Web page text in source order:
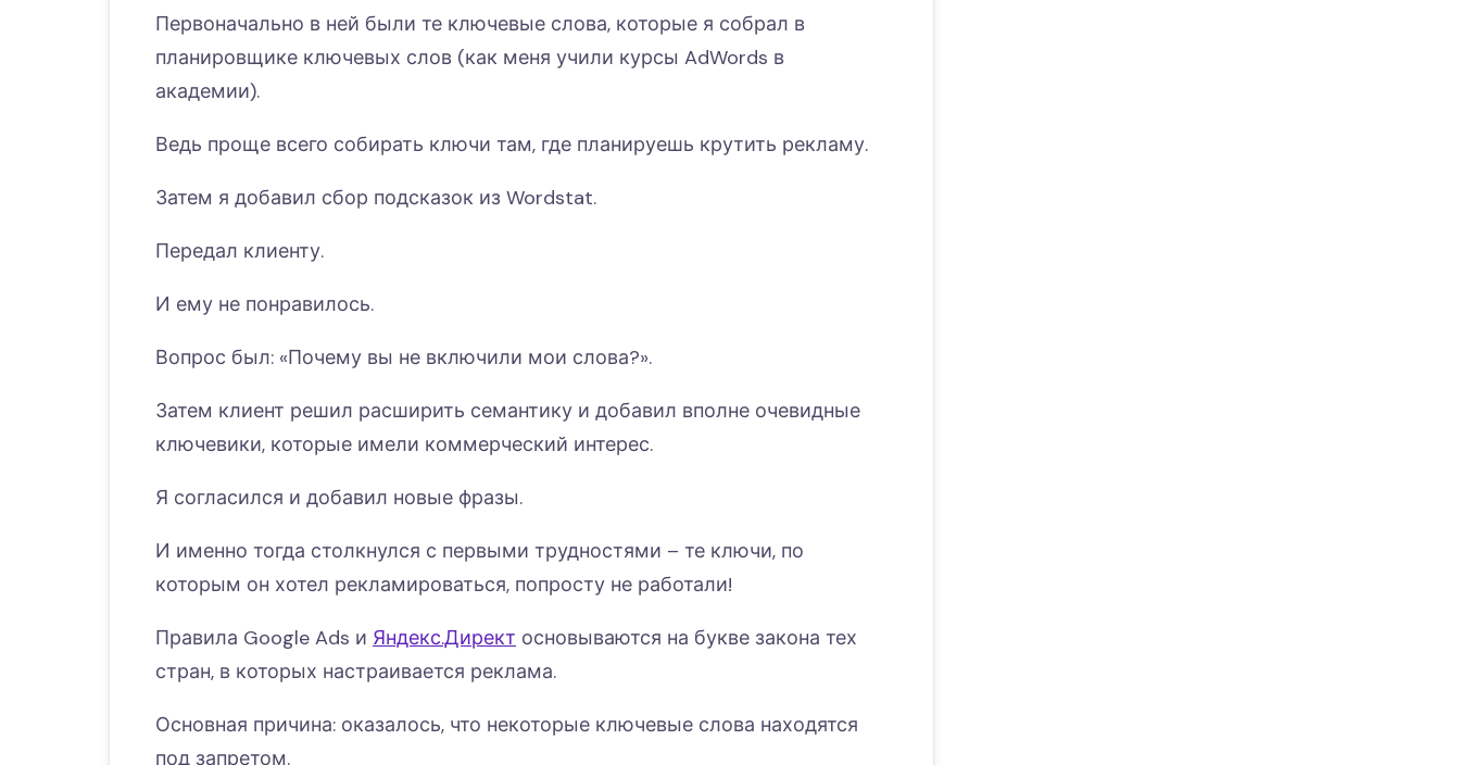
Первоначально в ней были те ключевые слова, которые я собрал в
планировщике ключевых слов (как меня учили курсы AdWords в
академии).
Ведь проще всего собирать ключи там, где планируешь крутить рекламу.
Затем я добавил сбор подсказок из Wordstat.
Передал клиенту.
И ему не понравилось.
Вопрос был: «Почему вы не включили мои слова?».
Затем клиент решил расширить семантику и добавил вполне очевидные
ключевики, которые имели коммерческий интерес.
Я согласился и добавил новые фразы.
И именно тогда столкнулся с первыми трудностями – те ключи, по
которым он хотел рекламироваться, попросту не работали!
Правила Google Ads и Яндекс.Директ основываются на букве закона тех
стран, в которых настраивается реклама.
Основная причина: оказалось, что некоторые ключевые слова находятся
под запретом.